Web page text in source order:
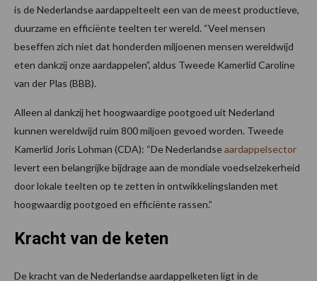
is de Nederlandse aardappelteelt een van de meest productieve,
duurzame en efficiënte teelten ter wereld. “Veel mensen
beseffen zich niet dat honderden miljoenen mensen wereldwijd
eten dankzij onze aardappelen”, aldus Tweede Kamerlid Caroline
van der Plas (BBB).
Alleen al dankzij het hoogwaardige pootgoed uit Nederland
kunnen wereldwijd ruim 800 miljoen gevoed worden. Tweede
Kamerlid Joris Lohman (CDA): “De Nederlandseaardappelsector
levert een belangrijke bijdrage aan de mondiale voedselzekerheid
door lokale teelten op te zetten in ontwikkelingslanden met
hoogwaardig pootgoed en efficiënte rassen.”
Kracht van de keten
De kracht van de Nederlandse aardappelketen ligt in de